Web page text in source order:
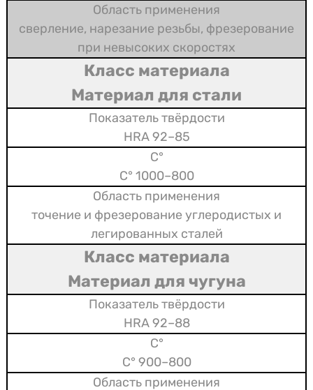
сверление, нарезание резьбы, фрезерование
при невысоких скоростях
Материал для стали
85–92 HRA
800–1000 °C
точение и фрезерование углеродистых и
легированных сталей
Материал для чугуна
88–92 HRA
800–900 °C